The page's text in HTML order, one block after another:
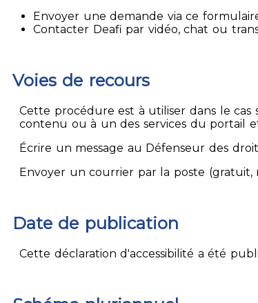
Envoyer une demande via ce
Contacter Deafi par vidéo, chat ou
Voies de recours
Cette procédure est à utiliser dans le cas
contenu ou à un des services du portail
Écrire un message au Défenseur des
Envoyer un courrier par la poste (gratuit,
Date de publication
Cette déclaration d'accessibilité a été